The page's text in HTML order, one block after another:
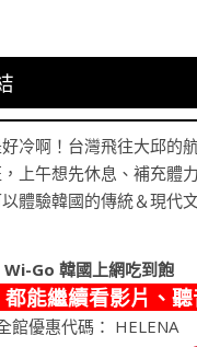
冷啊！台灣飛往大邱的
上午想先休息、補充體
體驗韓國的傳統＆現代
Wi-Go韓國上網吃到飽
能繼續看影片、
館優惠代碼： HELENA